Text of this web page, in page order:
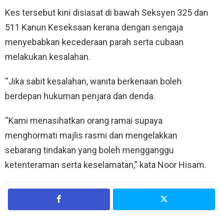
Kes tersebut kini disiasat di bawah Seksyen 325 dan
511 Kanun Keseksaan kerana dengan sengaja
menyebabkan kecederaan parah serta cubaan
melakukan kesalahan.
“Jika sabit kesalahan, wanita berkenaan boleh
berdepan hukuman penjara dan denda.
“Kami menasihatkan orang ramai supaya
menghormati majlis rasmi dan mengelakkan
sebarang tindakan yang boleh mengganggu
ketenteraman serta keselamatan,” kata Noor Hisam.